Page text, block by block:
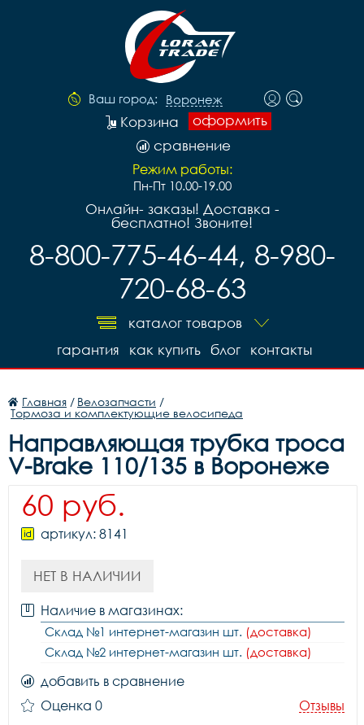
Ваш город: Воронеж
оформить
Корзина
сравнение
Режим работы:
Пн-Пт 10.00-19.00
Онлайн- заказы! Доставка -
бесплатно! Звоните!
8-800-775-46-44, 8-980-
720-68-63
каталог товаров
контакты
блог
как купить
гарантия
Главная / Велозапчасти /
Тормоза и комплектующие велосипеда
Направляющая трубка троса
V-Brake 110/135 в Воронеже
60 руб.
артикул: 8141
НЕТ В НАЛИЧИИ
Наличие в магазинах:
Склад №1 интернет-магазин шт. (доставка)
Склад №2 интернет-магазин шт. (доставка)
добавить в сравнение
Оценка 0
Отзывы